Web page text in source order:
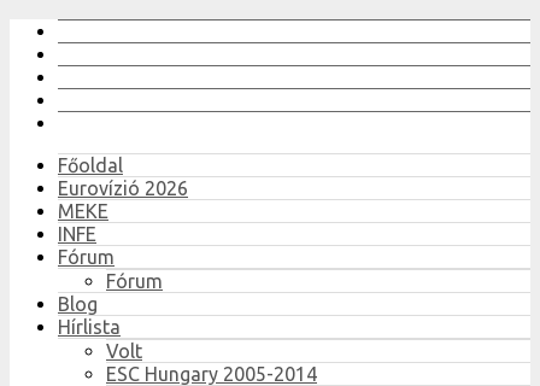
Főoldal
Eurovízió 2026
MEKE
INFE
Fórum
Fórum
Blog
Hírlista
Volt
ESC Hungary 2005-2014